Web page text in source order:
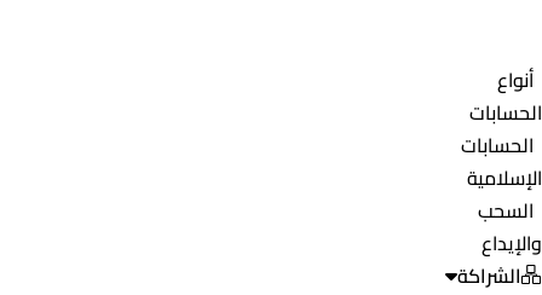
أنواع
الحسابات
الحسابات
الإسلامية
السحب
والإيداع
الشراكة